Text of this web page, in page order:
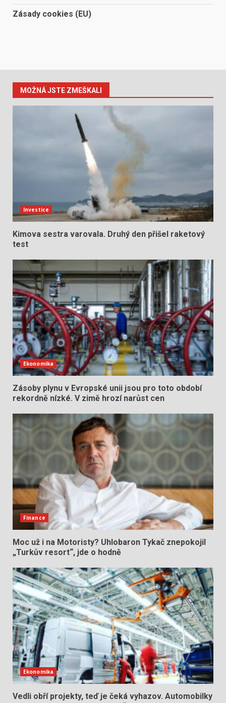
Zásady cookies (EU)
MOŽNÁ JSTE ZMEŠKALI
Investice
Kimova sestra varovala. Druhý den přišel raketový
test
Ekonomika
Zásoby plynu v Evropské unii jsou pro toto období
rekordně nízké. V zimě hrozí narůst cen
Finance
Moc už i na Motoristy? Uhlobaron Tykač znepokojil
„Turkův resort“, jde o hodně
Ekonomika
Vedli obří projekty, teď je čeká vyhazov. Automobilky